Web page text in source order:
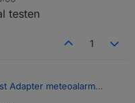
daran liegt es
bitte installiere mal
testen
1
Adapter meteoalarm